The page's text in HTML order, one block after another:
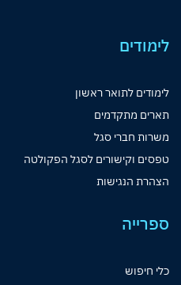
לימודים
לימודים לתואר ראשון
תארים מתקדמים
משרות חברי סגל
טפסים וקישורים לסגל הפקולטה
הצהרת הנגישות
ספרייה
כלי חיפוש